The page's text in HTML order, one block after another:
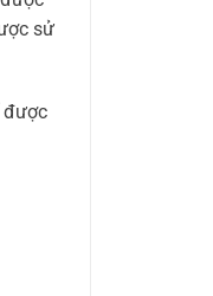
sử
được